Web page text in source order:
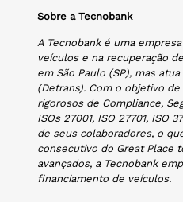
Sobre a Tecnobank
A Tecnobank é uma
veículos e na recuperação
em São Paulo (SP), mas
(Detrans). Com o objetivo
rigorosos de Compliance,
ISOs 27001, ISO 27701, ISO
de seus colaboradores, o
consecutivo do Great Place
avançados, a Tecnobank
financiamento de veículos.